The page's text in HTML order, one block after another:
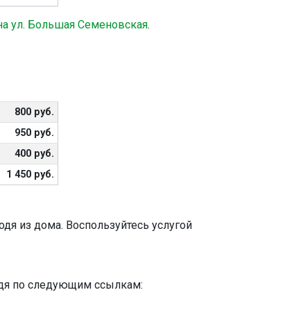
ул. Большая Семеновская.
800 руб.
950 руб.
400 руб.
1 450 руб.
из дома. Воспользуйтесь услугой
по следующим ссылкам: